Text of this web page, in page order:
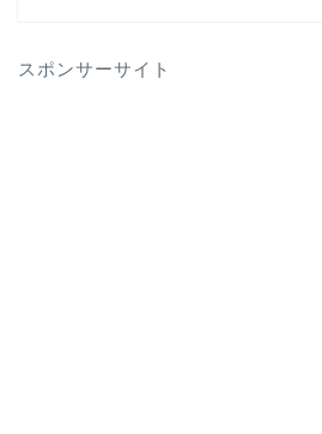
スポンサーサイト